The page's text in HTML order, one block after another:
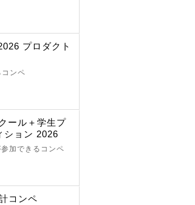
プロダクト
ンペ
ール＋学生プ
ション 2026
加できるコンペ
コンペ